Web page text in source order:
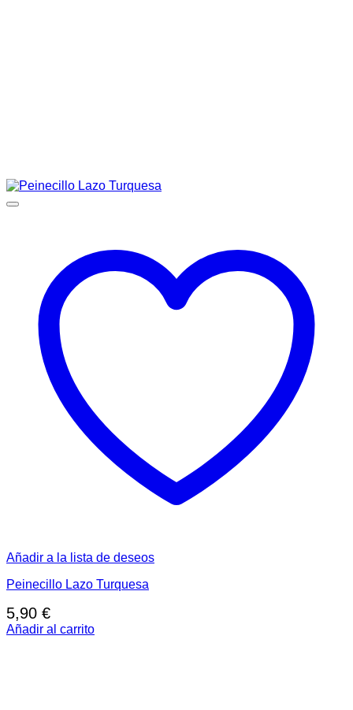
Añadir a la lista de deseos
Peinecillo Lazo Turquesa
5,90 €
Añadir al carrito